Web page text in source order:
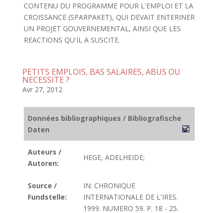
CONTENU DU PROGRAMME POUR L'EMPLOI ET LA
CROISSANCE (SPARPAKET), QUI DEVAIT ENTERINER
UN PROJET GOUVERNEMENTAL, AINSI QUE LES
REACTIONS QU'IL A SUSCITE.
PETITS EMPLOIS, BAS SALAIRES, ABUS OU
NECESSITE ?
Avr 27, 2012
Données bibliographiques / Bibliografische
Daten
Auteurs /
Autoren:
HEGE, ADELHEIDE;
Source /
Fundstelle:
IN: CHRONIQUE
INTERNATIONALE DE L'IRES.
1999. NUMERO 59. P. 18 - 25.